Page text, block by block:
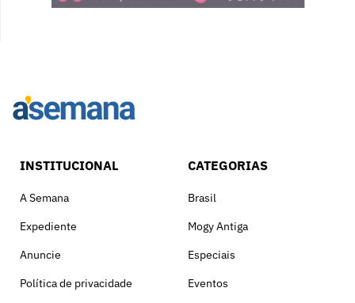
INSTITUCIONAL
A Semana
Expediente
Anuncie
Política de privacidade
CATEGORIAS
Brasil
Mogy Antiga
Especiais
Eventos